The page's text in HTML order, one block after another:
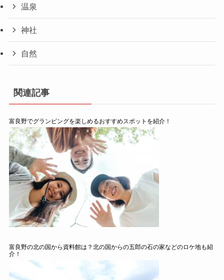
温泉
神社
自然
関連記事
富良野でグランピングを楽しめるおすすめスポットを紹介！
富良野の北の国から資料館は？北の国からの五郎の石の家などのロケ地も紹
介！